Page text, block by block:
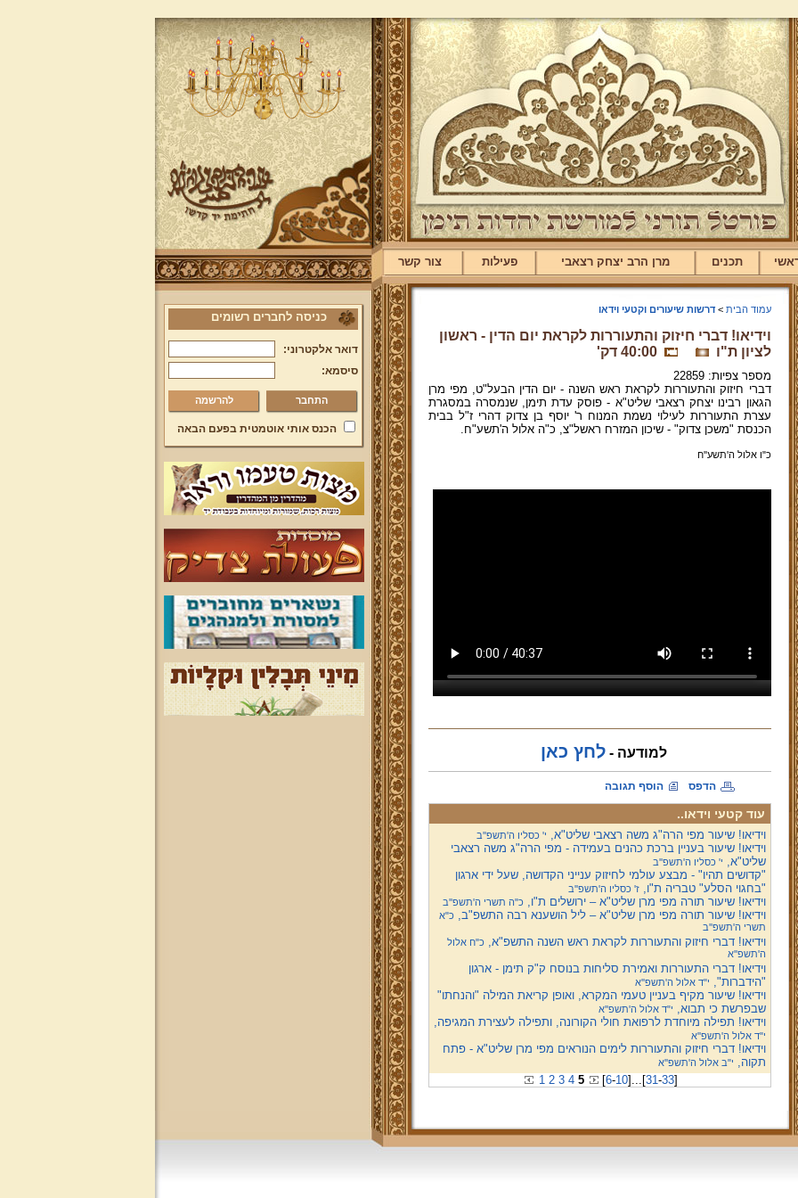
תכנים מרן הרב יצחק רצאבי פעילות צור קשר
עמוד הבית >דרשות שיעורים וקטעי וידאו
וידיאו! דברי חיזוק והתעוררות לקראת יום הדין - ראשון
לציון ת"ו
40:00 דק'
מספר צפיות: 22859
דברי חיזוק והתעוררות לקראת ראש השנה - יום הדין הבעל"ט, מפי מרן
הגאון רבינו יצחק רצאבי שליט"א - פוסק עדת תימן, שנמסרה במסגרת
עצרת התעוררות לעילוי נשמת המנוח ר' יוסף בן צדוק דהרי ז"ל בבית
הכנסת "משכן צדוק" - שיכון המזרח ראשל"צ, כ"ה אלול ה'תשע"ח.
כ"ו אלול ה'תשע''ח
למודעה - לחץ כאן
הדפס הוסף תגובה
עוד קטעי וידאו..
וידיאו! שיעור מפי הרה"ג משה רצאבי שליט"א, י' כסליו ה'תשפ''ב
וידיאו! שיעור בעניין ברכת כהנים בעמידה - מפי הרה"ג משה רצאבי
שליט"א, י' כסליו ה'תשפ''ב
"קדושים תהיו" - מבצע עולמי לחיזוק ענייני הקדושה, שעל ידי ארגון
"בחגוי הסלע" טבריה ת"ו,ז' כסליו ה'תשפ''ב
וידיאו! שיעור תורה מפי מרן שליט"א – ירושלים ת"ו,כ"ה תשרי ה'תשפ''ב
וידיאו! שיעור תורה מפי מרן שליט"א – ליל הושענא רבה התשפ"ב,כ"א
תשרי ה'תשפ''ב
וידיאו! דברי חיזוק והתעוררות לקראת ראש השנה התשפ"א,כ"ח אלול
ה'תשפ''א
וידיאו! דברי התעוררות ואמירת סליחות בנוסח ק"ק תימן - ארגון
"הידברות", י"ד אלול ה'תשפ''א
וידיאו! שיעור מקיף בעניין טעמי המקרא, ואופן קריאת המילה "והנחתו"
שבפרשת כי תבוא, י"ד אלול ה'תשפ''א
וידיאו! תפילה מיוחדת לרפואת חולי הקורונה, ותפילה לעצירת המגיפה,
י"ד אלול ה'תשפ''א
וידיאו! דברי חיזוק והתעוררות לימים הנוראים מפי מרן שליט"א - פתח
תקוה, י"ב אלול ה'תשפ''א
1 2 3 4 5 [6-10] ... [31-33]
כניסה לחברים רשומים
דואר אלקטרוני:
סיסמא:
להרשמה
הכנס אותי אוטמטית בפעם הבאה